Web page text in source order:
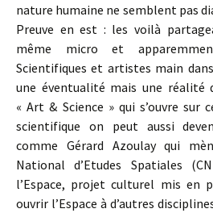
nature humaine ne semblent pas
Preuve en est : les voilà
même micro et
Scientifiques et artistes main
une éventualité mais une réalité
« Art & Science » qui s’ouvre sur
scientifique on peut aussi
comme Gérard Azoulay qui
National d’Etudes Spatiales
l’Espace, projet culturel mis en
ouvrir l’Espace à d’autres